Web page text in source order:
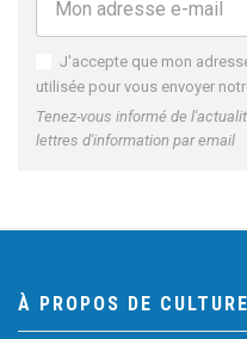
J'accepte que mon
utilisée pour vous envoyer
Tenez-vous informé de
lettres d'information par email
À PROPOS DE